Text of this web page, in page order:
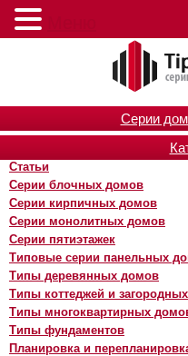
Серии
Статьи
Серии блочных домов
Серии кирпичных домов
Серии монолитных домов
Серии пятиэтажек
Типовые серии панельных
Типы деревянных домов
Типы коттеджей и
Типы многоквартирных
Типы фундаментов
Планировка и